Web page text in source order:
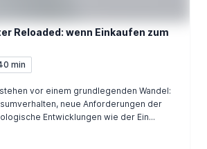
Reloaded: wenn Einkaufen zum
min
vor einem grundlegenden Wandel:
neue Anforderungen der
Entwicklungen wie der Ein...